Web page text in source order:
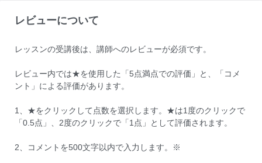
レビューについて
レッスンの受講後は、講師へのレビューが必須です。
レビュー内では★を使用した「5点満点での評価」と、「コメ
ント」による評価があります。
1、★をクリックして点数を選択します。★は1度のクリックで
「0.5点」、2度のクリックで「1点」として評価されます。
2、コメントを500文字以内で入力します。※